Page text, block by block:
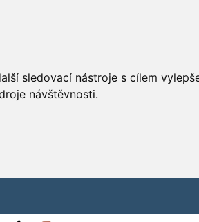
sledovací nástroje s cílem
návštěvnosti.